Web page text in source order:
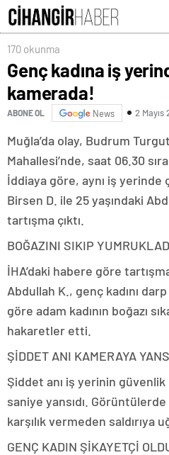
170 okunma
Genç kadına iş
kamerada!
ABONE OL News 2 Mayıs
Muğla’da olay, Budrum
Mahallesi’nde, saat 06.30
İddiaya göre, aynı iş yerinde
Birsen D. ile 25 yaşındaki
tartışma çıktı.
BOĞAZINI SIKIP
İHA’daki habere göre
Abdullah K., genç kadını
göre adam kadının boğazı
hakaretler etti.
ŞİDDET ANI KAMERAYA
Şiddet anı iş yerinin güvenlik
saniye yansıdı.
karşılık vermeden saldırıya
GENÇ KADIN ŞİKAYETÇİ